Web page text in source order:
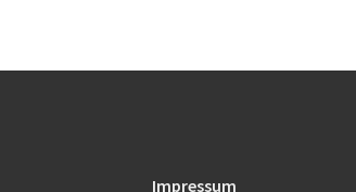
Impressum